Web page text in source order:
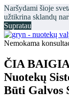
Naršydami šioje
užtikrina sklandų
Supratau
Nemokama
ČIA
Nuotekų
Būti Galvos